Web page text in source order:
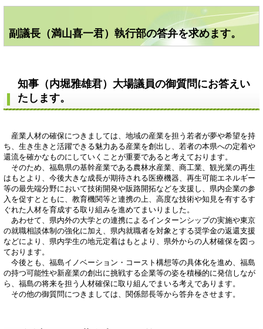
副議長（満山喜一君）執行部の答弁を求めます。
知事（内堀雅雄君）大場議員の御質問にお答えい
たします。
産業人材の確保につきましては、地域の産業を担う若者が夢や希望を持
ち、生き生きと活躍できる魅力ある産業を創出し、若者の本県への定着や
還流を確かなものにしていくことが重要であると考えております。
そのため、福島県の基幹産業である農林水産業、商工業、観光業の再生
はもとより、今後大きな成長が期待される医療機器、再生可能エネルギー
等の最先端分野において技術開発や販路開拓などを支援し、県内企業の参
入を促すとともに、教育機関等と連携の上、高度な技術や知見を有するす
ぐれた人材を育成する取り組みを進めてまいりました。
あわせて、県内外の大学との連携によるインターンシップの実施や東京
の就職相談体制の強化に加え、県内就職者を対象とする奨学金の返還支援
などにより、県内学生の地元定着はもとより、県外からの人材確保を図っ
ております。
今後とも、福島イノベーション・コースト構想等の具体化を進め、福島
の持つ可能性や新産業の創出に挑戦する企業等の姿を積極的に発信しなが
ら、福島の将来を担う人材確保に取り組んでまいる考えであります。
その他の御質問につきましては、関係部長等から答弁をさせます。